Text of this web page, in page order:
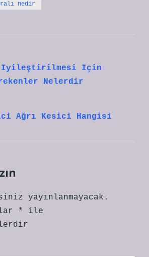
nedir
Iyileştirilmesi Için
Nelerdir
Ağrı Kesici Hangisi
yayınlanmayacak.
*
ile